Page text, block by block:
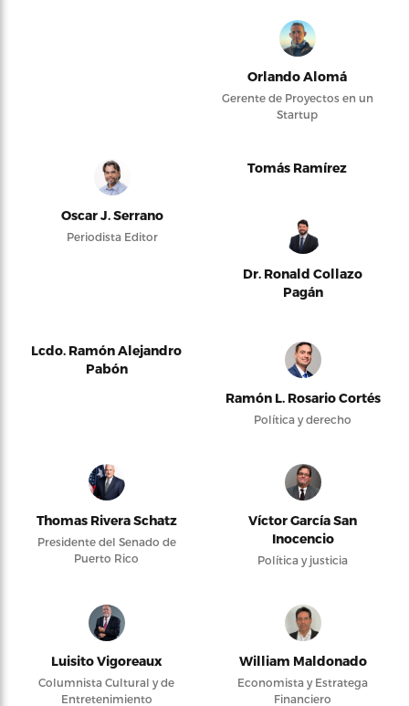
Orlando Alomá
Gerente de Proyectos en un
Startup
Oscar J. Serrano
Periodista Editor
Tomás Ramírez
Dr. Ronald Collazo
Pagán
Lcdo. Ramón Alejandro
Pabón
Ramón L. Rosario Cortés
Política y derecho
Thomas Rivera Schatz
Presidente del Senado de
Puerto Rico
Víctor García San
Inocencio
Política y justicia
Luisito Vigoreaux
Columnista Cultural y de
Entretenimiento
William Maldonado
Economista y Estratega
Financiero